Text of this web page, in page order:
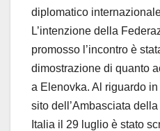
diplomatico
L’intenzione della
promosso l’incontro è
dimostrazione di quanto
a Elenovka. Al riguardo in
sito dell’Ambasciata
Italia il 29 luglio è stato